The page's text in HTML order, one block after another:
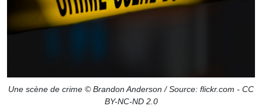
Une scène de crime © Brandon Anderson / Source: flickr.com - CC
BY-NC-ND 2.0